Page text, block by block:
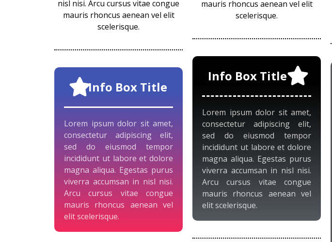
nisl nisi. Arcu cursus vitae congue
mauris rhoncus aenean vel elit
scelerisque.
Info Box Title
Lorem ipsum dolor sit amet,
consectetur adipiscing elit,
sed do eiusmod tempor
incididunt ut labore et dolore
magna aliqua. Egestas purus
viverra accumsan in nisl nisi.
Arcu cursus vitae congue
mauris rhoncus aenean vel
elit scelerisque.
mauris rhoncus aenean vel elit
scelerisque.
Info Box Title
Lorem ipsum dolor sit amet,
consectetur adipiscing elit,
sed do eiusmod tempor
incididunt ut labore et dolore
magna aliqua. Egestas purus
viverra accumsan in nisl nisi.
Arcu cursus vitae congue
mauris rhoncus aenean vel
elit scelerisque.